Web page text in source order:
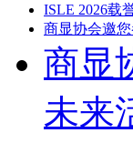
ISLE 2026载
商显协会邀
商显
未来